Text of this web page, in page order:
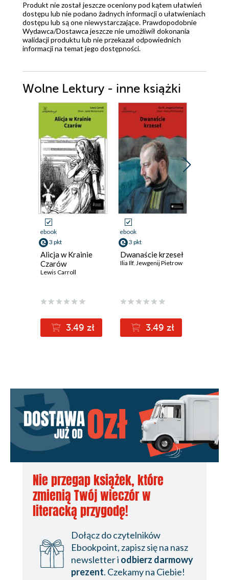
Produkt nie został jeszcze oceniony pod kątem ułatwień
dostępu lub nie podano żadnych informacji o ułatwieniach
dostępu lub są one niewystarczające. Prawdopodobnie
Wydawca/Dostawca jeszcze nie umożliwił dokonania
walidacji produktu lub nie przekazał odpowiednich
informacji na temat jego dostępności.
Wolne Lektury - inne książki
ebook
3 pkt
Alicja w Krainie
Czarów
Lewis Carroll
3.49 zł
ebook
3 pkt
Dwanaście krzeseł
Ilia Ilf, Jewgenij Pietrow
3.49 zł
Nie przegap książek, które
zmienią Twój wieczór w
literacką przygodę!
Dołącz do czytelników
Ebookpoint, zapisz się na nasz
newsletter i odbierz darmowy
prezent. Czekamy na Ciebie!